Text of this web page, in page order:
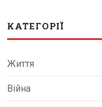
КАТЕГОРІЇ
Життя
Війна